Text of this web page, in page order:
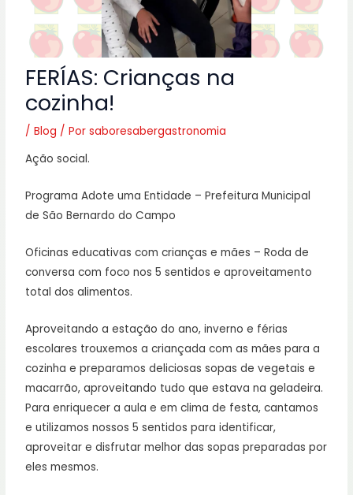
FERÍAS: Crianças na
cozinha!
/Blog / Porsaboresabergastronomia
Ação social.
Programa Adote uma Entidade – Prefeitura Municipal
de São Bernardo do Campo
Oficinas educativas com crianças e mães – Roda de
conversa com foco nos 5 sentidos e aproveitamento
total dos alimentos.
Aproveitando a estação do ano, inverno e férias
escolares trouxemos a criançada com as mães para a
cozinha e preparamos deliciosas sopas de vegetais e
macarrão, aproveitando tudo que estava na geladeira.
Para enriquecer a aula e em clima de festa, cantamos
e utilizamos nossos 5 sentidos para identificar,
aproveitar e disfrutar melhor das sopas preparadas por
eles mesmos.